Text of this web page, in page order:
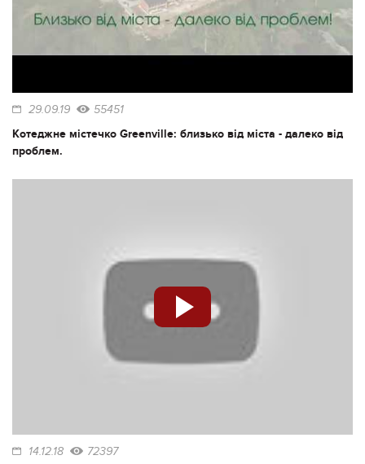
29.09.19 55451
Котеджне містечко Greenville: близько від міста - далеко від
проблем.
14.12.18 72397